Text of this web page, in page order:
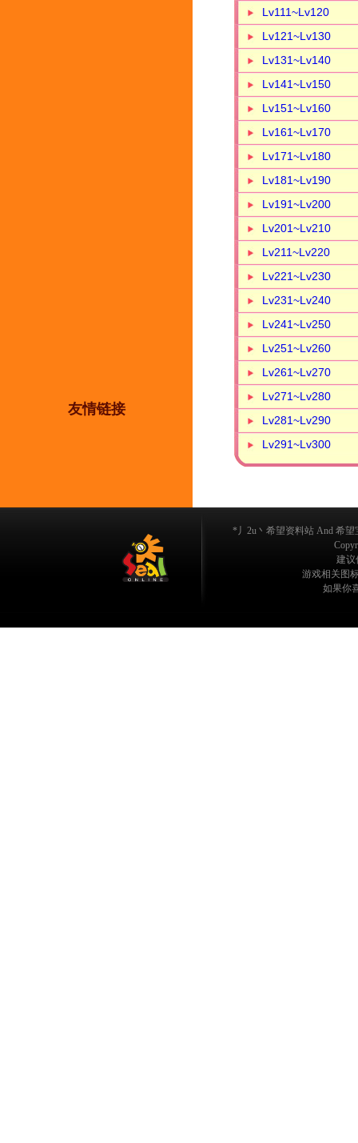
友情链接
Lv111~Lv120
Lv121~Lv130
Lv131~Lv140
Lv141~Lv150
Lv151~Lv160
Lv161~Lv170
Lv171~Lv180
Lv181~Lv190
Lv191~Lv200
Lv201~Lv210
Lv211~Lv220
Lv221~Lv230
Lv231~Lv240
Lv241~Lv250
Lv251~Lv260
Lv261~Lv270
Lv271~Lv280
Lv281~Lv290
Lv291~Lv300
*丿2u丶希望资料站 And 希望
建议
游戏相关图
如果你